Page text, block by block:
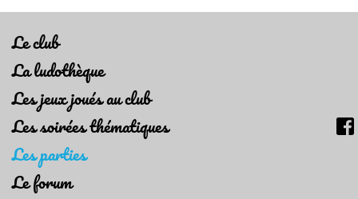
Le club
La ludothèque
Les jeux joués au club
Les soirées thématiques
Les parties
Le forum